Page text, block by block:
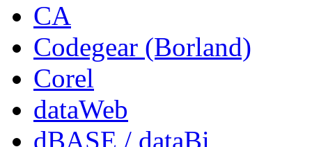
CA
Codegear (Borland)
Corel
dataWeb
dBASE / dataBi